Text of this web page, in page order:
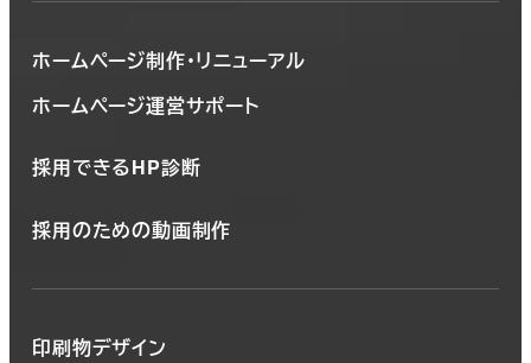
ホームページ制作・リニューアル
ホームページ運営サポート
採用できるHP診断
採用のための動画制作
印刷物デザイン